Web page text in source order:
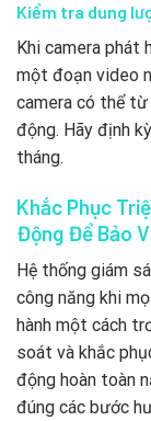
Kiểm tra dung
Khi camera phát
một đoạn video
camera có thể
động. Hãy định
tháng.
Khắc Phục
Động Để Bảo
Hệ thống giám
công năng khi
hành một cách
soát và khắc
động hoàn toàn
đúng các bước